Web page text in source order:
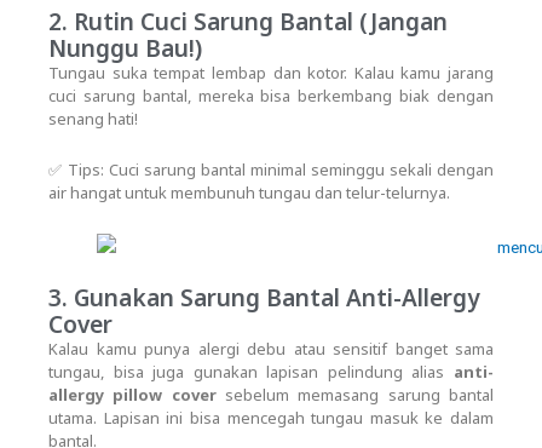
2. Rutin Cuci Sarung Bantal (Jangan
Nunggu Bau!)
Tungau suka tempat lembap dan kotor. Kalau kamu jarang
cuci sarung bantal, mereka bisa berkembang biak dengan
senang hati!
✅ Tips: Cuci sarung bantal minimal seminggu sekali dengan
air hangat untuk membunuh tungau dan telur-telurnya.
3. Gunakan Sarung Bantal Anti-Allergy
Cover
Kalau kamu punya alergi debu atau sensitif banget sama
tungau, bisa juga gunakan lapisan pelindung alias anti-
allergy pillow coversebelum memasang sarung bantal
utama. Lapisan ini bisa mencegah tungau masuk ke dalam
bantal.